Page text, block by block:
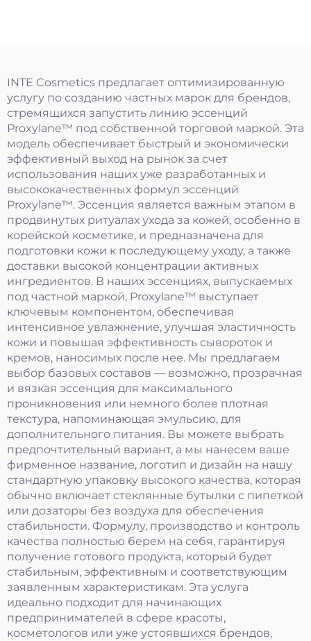
INTE Cosmetics предлагает оптимизированную
услугу по созданию частных марок для брендов,
стремящихся запустить линию эссенций
Proxylane™ под собственной торговой маркой. Эта
модель обеспечивает быстрый и экономически
эффективный выход на рынок за счет
использования наших уже разработанных и
высококачественных формул эссенций
Proxylane™. Эссенция является важным этапом в
продвинутых ритуалах ухода за кожей, особенно в
корейской косметике, и предназначена для
подготовки кожи к последующему уходу, а также
доставки высокой концентрации активных
ингредиентов. В наших эссенциях, выпускаемых
под частной маркой, Proxylane™ выступает
ключевым компонентом, обеспечивая
интенсивное увлажнение, улучшая эластичность
кожи и повышая эффективность сывороток и
кремов, наносимых после нее. Мы предлагаем
выбор базовых составов — возможно, прозрачная
и вязкая эссенция для максимального
проникновения или немного более плотная
текстура, напоминающая эмульсию, для
дополнительного питания. Вы можете выбрать
предпочтительный вариант, а мы нанесем ваше
фирменное название, логотип и дизайн на нашу
стандартную упаковку высокого качества, которая
обычно включает стеклянные бутылки с пипеткой
или дозаторы без воздуха для обеспечения
стабильности. Формулу, производство и контроль
качества полностью берем на себя, гарантируя
получение готового продукта, который будет
стабильным, эффективным и соответствующим
заявленным характеристикам. Эта услуга
идеально подходит для начинающих
предпринимателей в сфере красоты,
косметологов или уже устоявшихся брендов,